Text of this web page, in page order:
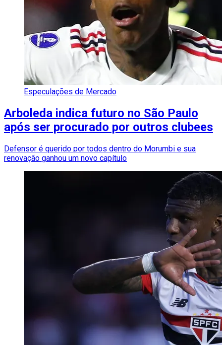
Especulações de Mercado
Arboleda indica futuro no São Paulo
após ser procurado por outros clubees
Defensor é querido por todos dentro do Morumbi e sua
renovação ganhou um novo capítulo